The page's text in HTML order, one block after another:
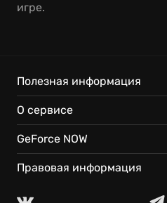
игре.
Полезная информация
О сервисе
GeForce NOW
Правовая информация